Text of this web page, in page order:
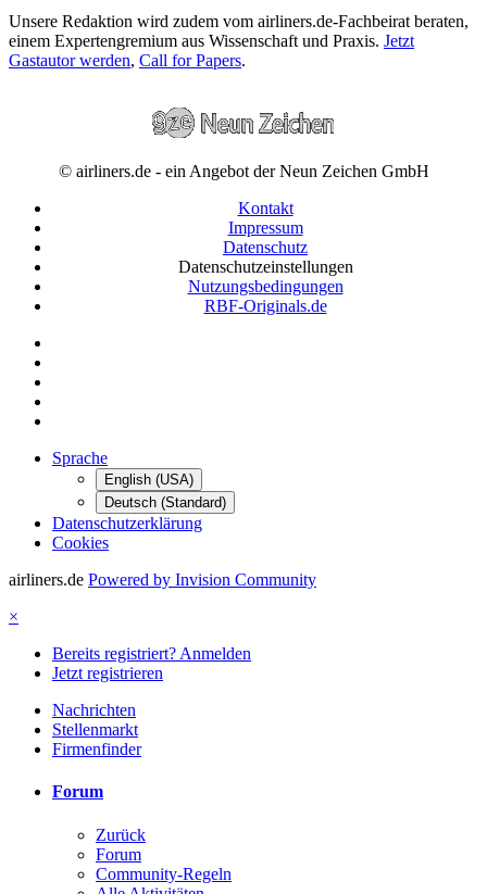
Unsere Redaktion wird zudem vom airliners.de-Fachbeirat beraten,
einem Expertengremium aus Wissenschaft und Praxis. Jetzt
Gastautor werden, Call for Papers.
© airliners.de - ein Angebot der Neun Zeichen GmbH
Kontakt
Impressum
Datenschutz
Datenschutzeinstellungen
Nutzungsbedingungen
RBF-Originals.de
Sprache
English (USA)
Deutsch (Standard)
Datenschutzerklärung
Cookies
airliners.de Powered by Invision Community
×
Bereits registriert? Anmelden
Jetzt registrieren
Nachrichten
Stellenmarkt
Firmenfinder
Forum
Zurück
Forum
Community-Regeln